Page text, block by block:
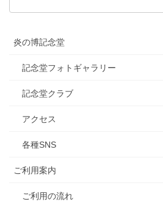
炎の博記念堂
記念堂フォトギャラリー
記念堂クラブ
アクセス
各種SNS
ご利用案内
ご利用の流れ